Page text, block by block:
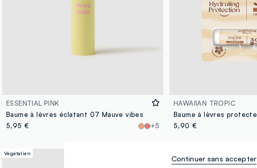
ESSENTIAL PINK
Baume à lèvres éclatant 07 Mauve vibes
5,95 €
+5
HAWAIIAN TROPIC
5,90 €
Végétalien
Continuer sans accepter